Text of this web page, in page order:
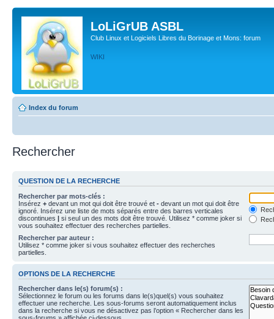
LoLiGrUB ASBL
Club Linux et Logiciels Libres du Borinage et Mons: forum
WIKI
Index du forum
Rechercher
QUESTION DE LA RECHERCHE
Rechercher par mots-clés :
Insérez + devant un mot qui doit être trouvé et - devant un mot qui doit être
ignoré. Insérez une liste de mots séparés entre des barres verticales
discontinues | si seul un des mots doit être trouvé. Utilisez * comme joker si
vous souhaitez effectuer des recherches partielles.
Rechercher par auteur :
Utilisez * comme joker si vous souhaitez effectuer des recherches
partielles.
OPTIONS DE LA RECHERCHE
Rechercher dans le(s) forum(s) :
Sélectionnez le forum ou les forums dans le(s)quel(s) vous souhaitez
effectuer une recherche. Les sous-forums seront automatiquement inclus
dans la recherche si vous ne désactivez pas l’option « Rechercher dans les